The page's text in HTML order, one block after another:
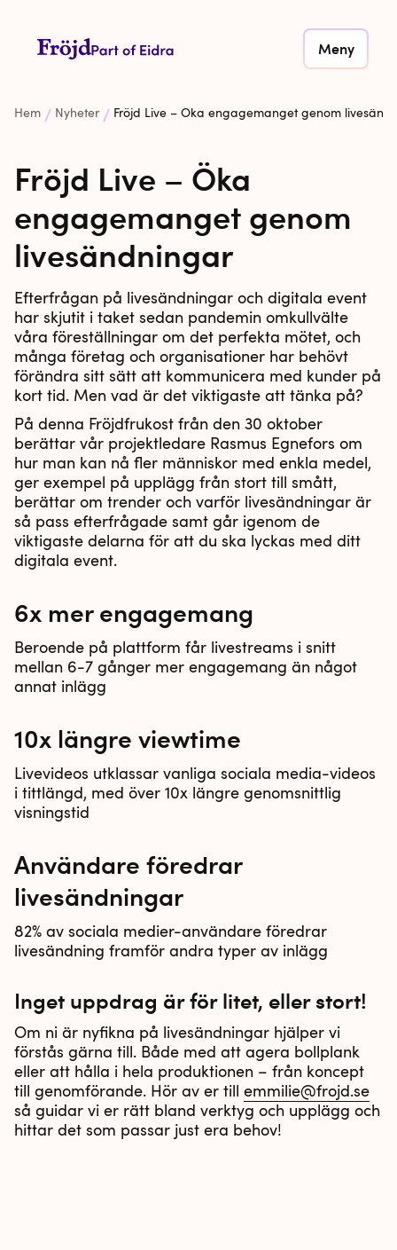
Meny
Hem Nyheter Fröjd Live – Öka engagemanget genom
Fröjd Live – Öka
engagemanget genom
livesändningar
Efterfrågan på livesändningar och digitala event
har skjutit i taket sedan pandemin omkullvälte
våra föreställningar om det perfekta mötet, och
många företag och organisationer har behövt
förändra sitt sätt att kommunicera med kunder på
kort tid. Men vad är det viktigaste att tänka på?
På denna Fröjdfrukost från den 30 oktober
berättar vår projektledare Rasmus Egnefors om
hur man kan nå fler människor med enkla medel,
ger exempel på upplägg från stort till smått,
berättar om trender och varför livesändningar är
så pass efterfrågade samt går igenom de
viktigaste delarna för att du ska lyckas med ditt
digitala event.
6x mer engagemang
Beroende på plattform får livestreams i snitt
mellan 6-7 gånger mer engagemang än något
annat inlägg
10x längre viewtime
Livevideos utklassar vanliga sociala media-videos
i tittlängd, med över 10x längre genomsnittlig
visningstid
Användare föredrar
livesändningar
82% av sociala medier-användare föredrar
livesändning framför andra typer av inlägg
Inget uppdrag är för litet, eller stort!
Om ni är nyfikna på livesändningar hjälper vi
förstås gärna till. Både med att agera bollplank
eller att hålla i hela produktionen – från koncept
till genomförande. Hör av er till emmilie@frojd.se
så guidar vi er rätt bland verktyg och upplägg och
hittar det som passar just era behov!